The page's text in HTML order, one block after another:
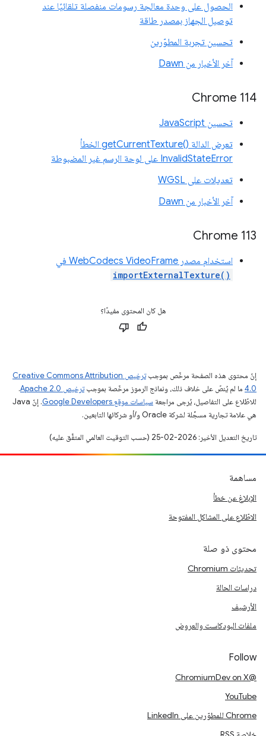
الحصول على وحدة معالجة رسومات منفصلة تلقائيًا عند
توصيل الجهاز بمصدر طاقة
تحسين تجربة المطوّرين
آخر الأخبار من Dawn
‫Chrome 114
تحسين JavaScript
تعرض الدالة getCurrentTexture()‎ الخطأ
InvalidStateError على لوحة الرسم غير المضبوطة
تعديلات على WGSL
آخر الأخبار من Dawn
Chrome 113
استخدام مصدر WebCodecs VideoFrame في
importExternalTexture()
هل كان المحتوى مفيدًا؟
إنّ محتوى هذه الصفحة مرخّص بموجب
ترخيص Creative Commons Attribution
4.0‏ ما لم يُنصّ على خلاف ذلك، ونماذج الرموز مرخّصة بموجبترخيص Apache 2.0‏
.
للاطّلاع على التفاصيل، يُرجى مراجعة سياسات موقع Google Developers‏
. إنّ Java
هي علامة تجارية مسجَّلة لشركة Oracle و/أو شركائها التابعين.
تاريخ التعديل الأخير: 2026-02-25 (حسب التوقيت العالمي المتفَّق عليه)
مساهمة
الإبلاغ عن خطأ
الاطّلاع على المشاكل المفتوحة
محتوى ذو صلة
تحديثات Chromium
دراسات الحالة
الأرشيف
ملفات البودكاست والعروض
Follow
@ChromiumDev on X
YouTube
Chrome للمطوّرين على LinkedIn